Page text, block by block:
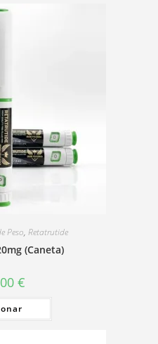
Peso, Retatrutide
(Caneta)
€